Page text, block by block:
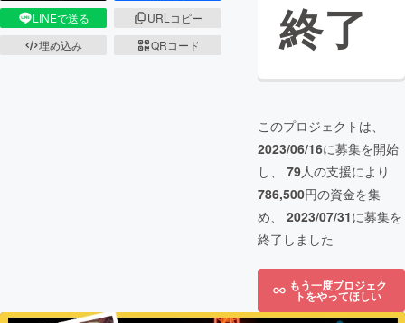
LINEで送る
URLコピー
埋め込み
QRコード 終了
このプロジェクトは、
2023/06/16に募集を開始
し、 79人の支援により
786,500円の資金を集
め、 2023/07/31に募集を
終了しました
もう一度プロジェク
トをやってほしい